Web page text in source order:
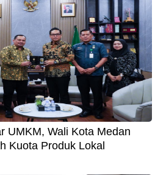
UMKM, Wali Kota Medan
Kuota Produk Lokal